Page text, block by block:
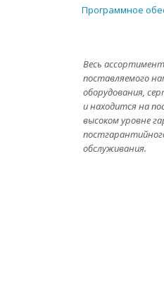
Программное
Весь
поставляемого
оборудования,
и находится на
высоком уровне
обслуживания.